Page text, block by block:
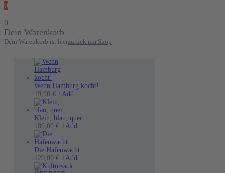
0
0
Dein Warenkorb
Dein Warenkorb ist leerzurück um Shop
Wenn Hamburg kocht!
19,90 € +Add
Klein, blau, quer...
189,00 € +Add
Die Hafenwacht
129,00 € +Add